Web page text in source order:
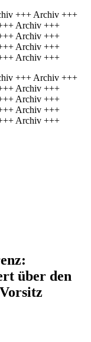
+++ Archiv +++
Archiv +++
Archiv +++
Archiv +++
Archiv +++
+++ Archiv +++
Archiv +++
Archiv +++
Archiv +++
Archiv +++
über den